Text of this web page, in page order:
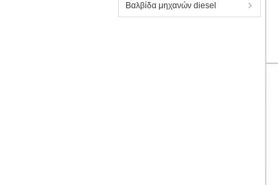
Βαλβίδα μηχανών diesel